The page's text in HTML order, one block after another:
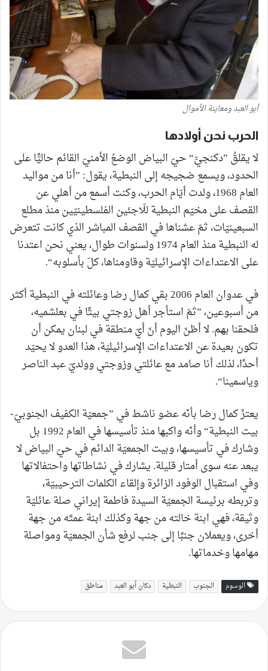
أبو العبد ومعاينة الأموال
الحرب نحن أولادها
لا يقلقُ ”دكنجيَّ“ حيّ البياض الوضعُ الأمنيّ القائم حاليًّا على
الحدود، ويسمع ضجيجه إلى النبطية، يقول: ”أنا من مواليد
العام 1968، ولدت أيّام الحرب، وكنت أسمع من أهلي عن
القصف على مخيّم النبطية للّاجئين الفلسطينيّين منذ مطلع
السبعينيّات، ثمّ عشناها في القصف المباشر الذي كانت تتعرض
له النبطية منذ العام 1974 ولسنوات طوال، يعني نحن اعتدنا
على الاعتداءات الإسرائيليّة وقاومناها، كلّ بأسلوبه“.
في عدوان العام 2006 بقي كمال رضا وعائلته في النبطية أكثر
من أسبوعين، ”ثمّ استأجر أهل زوجتي بيتًا في بعلشميه،
فلحقنا بهم. لا أظنّ اليوم أنّ أيّ منطقة في لبنان يمكن أن
تكون بعيدة عن الاعتداءات الإسرائيليّة، هذا العدو لا يحيّد
أحدًا، لذلك أنا صامد مع عائلتي وزوجتي وولديّ عبد الناصر
وياسمينا“.
يعتزّ كمال رضا بأنّه عضو ناشط في ”جمعيّة الكفيف الجنوبيّ-
بيت النبطية“ وأنّه واكبها منذ تأسيسها في العام 1992 بل
وشارك في تأسيسها، وبيت الجمعيّة الدائم في حيّ البياض لا
يبعد عنه سوى أمتار قليلة. يشارك في نشاطاتها واحتفالاتها
وفي استقبال الوفود الزائرة وإلقاء الكلمات الترحيبيّة،
وتربطه برئيسة الجمعيّة السيدة فاطمة إيراني صلة عائليّة
وثيقة، فهي ابنة خالته من جهة وكذلك ابنة عمتّه من جهة
أخرى، ويعملان جنبًا إلى جنب لرفع شأن الجمعيّة ومواصلة
مهامها وخدماتها.
الوسوم الجنوب النبطية دكان أبو العبد مناطق